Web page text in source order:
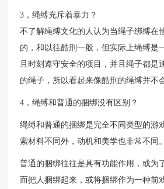
3，绳缚充斥着暴力？
不了解绳缚文化的人认为当绳子绑缚在
的，和以往酷刑一般，但实际上绳缚是
且时刻遵守安全的项目，并且绳子都是
的绳子，所以看起来像酷刑的绳缚并不
4，绳缚和普通的捆绑没有区别？
绳缚和普通的捆绑是完全不同类型的游
索材料不同外，动机和美学也非常不同。
普通的捆绑往往是具有功能作用，或为
而把人捆绑起来，或将捆绑作为一种前